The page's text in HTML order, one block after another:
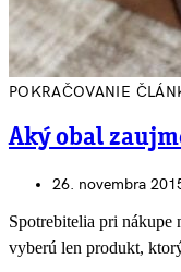
POKRAČOVANIE
Aký obal
26. novembra
Spotrebitelia pri
vyberú len produkt,